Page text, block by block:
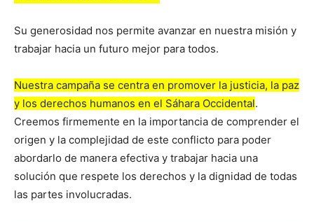
Su generosidad nos permite avanzar en nuestra misión y
trabajar hacia un futuro mejor para todos.
Nuestra campaña se centra en promover la justicia, la paz
y los derechos humanos en el Sáhara Occidental.
Creemos firmemente en la importancia de comprender el
origen y la complejidad de este conflicto para poder
abordarlo de manera efectiva y trabajar hacia una
solución que respete los derechos y la dignidad de todas
las partes involucradas.